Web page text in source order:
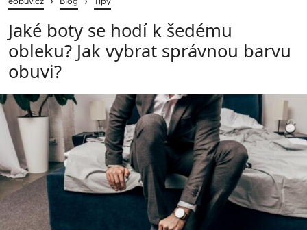
Jaké boty se hodí k šedému
obleku? Jak vybrat správnou barvu
obuvi?